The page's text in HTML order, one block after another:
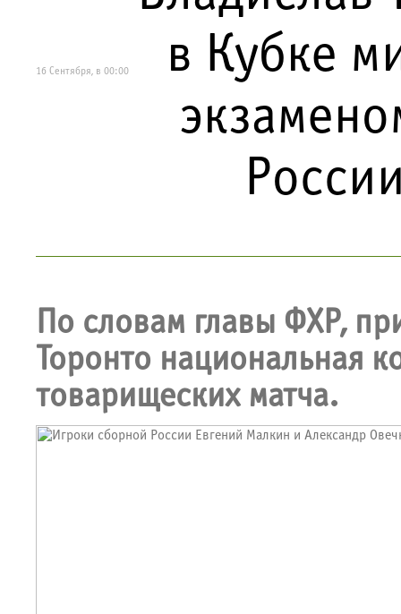
16 Сентября, в 00:00
в Кубке
По словам главы ФХР,
Торонто национальная
товарищеских матча.